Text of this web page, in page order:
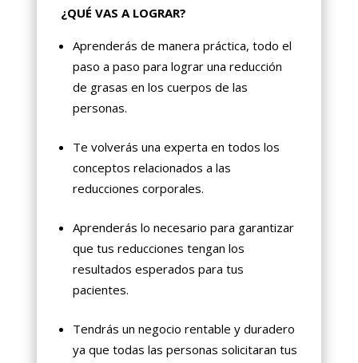
¿QUÉ VAS A LOGRAR?
Aprenderás de manera práctica, todo el
paso a paso para lograr una reducción
de grasas en los cuerpos de las
personas.
Te volverás una experta en todos los
conceptos relacionados a las
reducciones corporales.
Aprenderás lo necesario para garantizar
que tus reducciones tengan los
resultados esperados para tus
pacientes.
Tendrás un negocio rentable y duradero
ya que todas las personas solicitaran tus